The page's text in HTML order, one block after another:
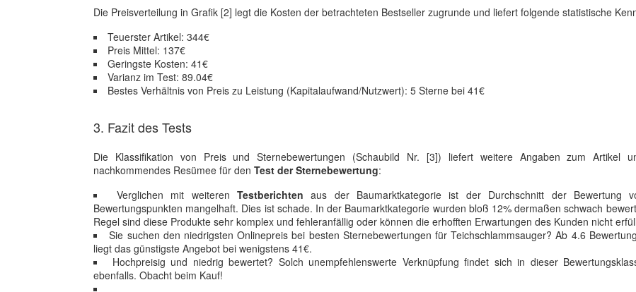
Die Preisverteilung in Grafik [2] legt die Kosten der betrachteten Bestseller zugrunde und liefert folgende statistische
Teuerster Artikel: 344€
Preis Mittel: 137€
Geringste Kosten: 41€
Varianz im Test: 89.04€
Bestes Verhältnis von Preis zu Leistung (Kapitalaufwand/Nutzwert): 5 Sterne bei 41€
3. Fazit des Tests
Die Klassifikation von Preis und Sternebewertungen (Schaubild Nr. [3]) liefert weitere Angaben zum Artikel
nachkommendes Resümee für den Test der Sternebewertung:
Verglichen mit weiteren Testberichten aus der Baumarktkategorie ist der Durchschnitt der Bewertung
Bewertungspunkten mangelhaft. Dies ist schade. In der Baumarktkategorie wurden bloß 12% dermaßen schwach
Regel sind diese Produkte sehr komplex und fehleranfällig oder können die erhofften Erwartungen des Kunden nicht
Sie suchen den niedrigsten Onlinepreis bei besten Sternebewertungen für Teichschlammsauger? Ab 4.6
liegt das günstigste Angebot bei wenigstens 41€.
Hochpreisig und niedrig bewertet? Solch unempfehlenswerte Verknüpfung findet sich in dieser
ebenfalls. Obacht beim Kauf!